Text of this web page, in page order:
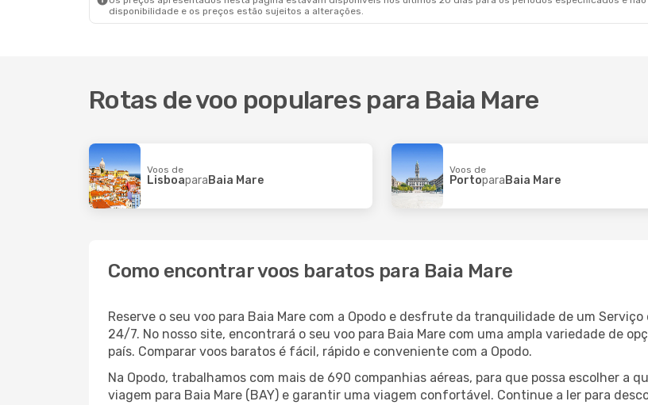
disponibilidade e os preços estão sujeitos a alterações.
Rotas de voo populares para Baia Mare
Voos de
Lisboapara Baia Mare
Voos de
Portopara Baia Mare
Como encontrar voos baratos para Baia Mare
Reserve o seu voo para Baia Mare com a Opodo e desfrute da tranquilidade de um
24/7. No nosso site, encontrará o seu voo para Baia Mare com uma ampla variedade de
país. Comparar voos baratos é fácil, rápido e conveniente com a Opodo.
Na Opodo, trabalhamos com mais de 690 companhias aéreas, para que possa escolher a
viagem para Baia Mare (BAY) e garantir uma viagem confortável. Continue a ler para